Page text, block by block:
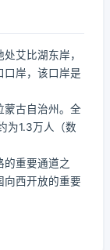
艾比湖东岸，
口岸，该口岸是
蒙古自治州。全
为1.3万人（数
的重要通道之
向西开放的重要